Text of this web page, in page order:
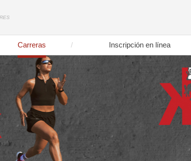
Carreras Inscripción en línea